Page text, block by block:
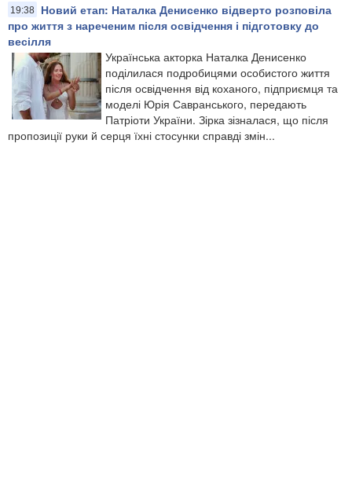
19:38
Новий етап: Наталка Денисенко відверто розповіла
про життя з нареченим після освідчення і підготовку до
весілля
Українська акторка Наталка Денисенко
поділилася подробицями особистого життя
після освідчення від коханого, підприємця та
моделі Юрія Савранського, передають
Патріоти України. Зірка зізналася, що після
пропозиції руки й серця їхні стосунки справді змін...